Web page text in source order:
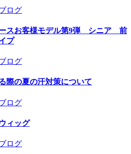
ログ
ースお客様モデル第9弾 シニア 前
プ
ログ
際の夏の汗対策について
ログ
ィッグ
ログ